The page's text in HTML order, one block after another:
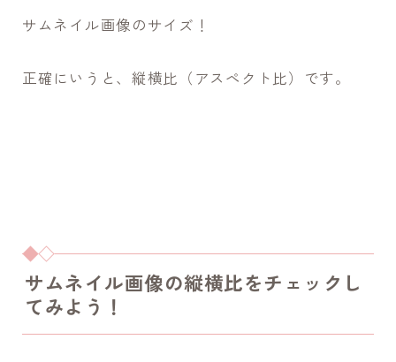
サムネイル画像のサイズ！
正確にいうと、 縦横比（アスペクト比） です。
サムネイル画像の縦横比をチェックし
てみよう！